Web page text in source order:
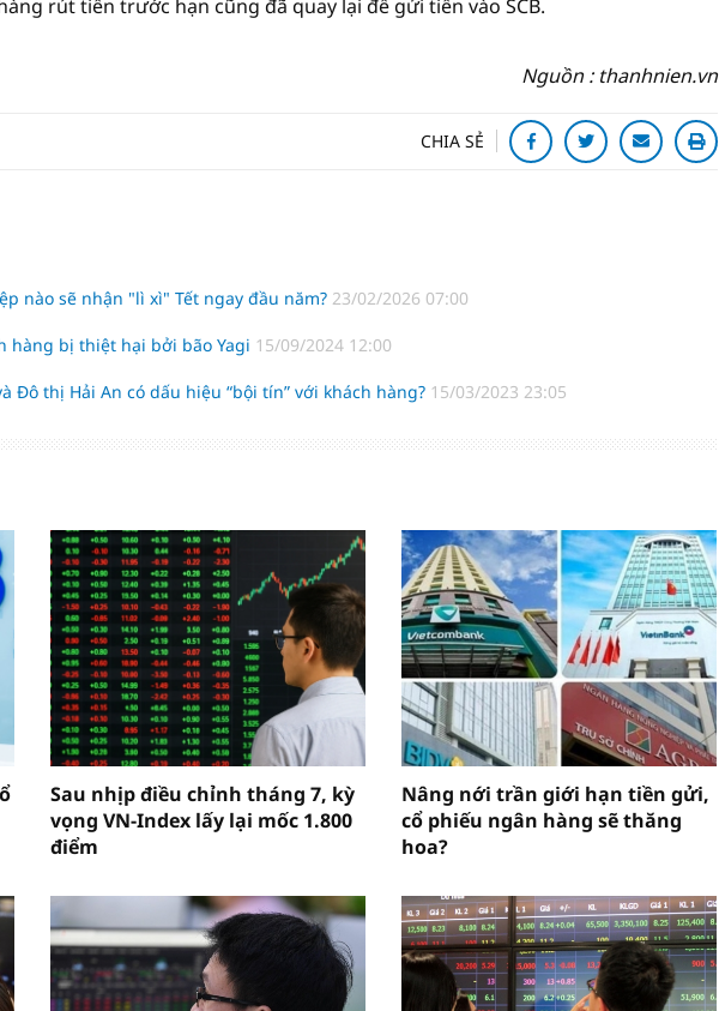
rút tiền trước hạn cũng đã quay lại để gửi tiền vào SCB.
Nguồn : thanhnien.vn
CHIA SẺ
nào sẽ nhận "lì xì" Tết ngay đầu năm? 23/02/2026 07:00
hàng bị thiệt hại bởi bão Yagi 15/09/2024 12:00
Đô thị Hải An có dấu hiệu “bội tín” với khách hàng? 15/03/2023 23:05
Sau nhịp điều chỉnh tháng 7, kỳ
vọng VN-Index lấy lại mốc 1.800
điểm
Nâng nới trần giới hạn tiền gửi,
cổ phiếu ngân hàng sẽ thăng
hoa?